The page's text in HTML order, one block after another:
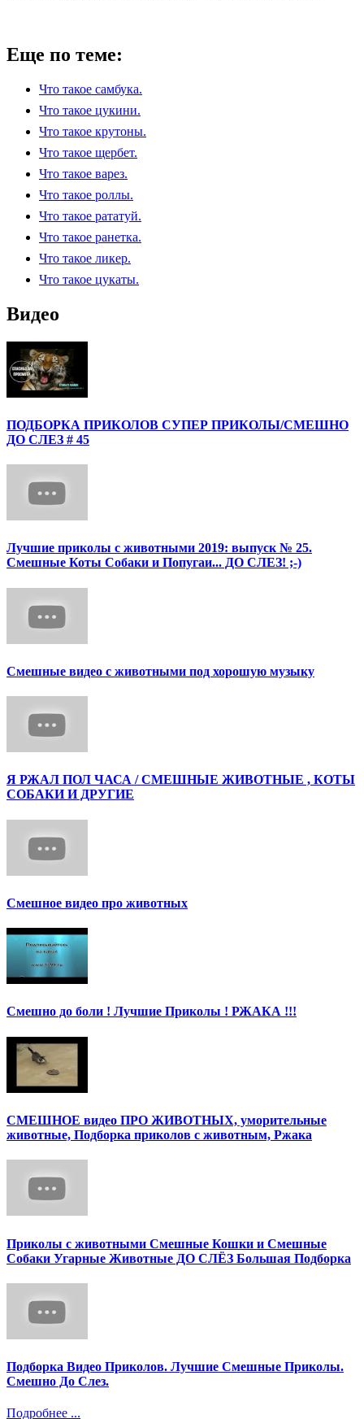
Еще по теме:
Что такое самбука.
Что такое цукини.
Что такое крутоны.
Что такое щербет.
Что такое варез.
Что такое роллы.
Что такое рататуй.
Что такое ранетка.
Что такое ликер.
Что такое цукаты.
Видео
ПОДБОРКА ПРИКОЛОВ СУПЕР ПРИКОЛЫ/СМЕШНО
ДО СЛЕЗ # 45
Лучшие приколы с животными 2019: выпуск № 25.
Смешные Коты Собаки и Попугаи... ДО СЛЕЗ! ;-)
Смешные видео с животными под хорошую музыку
Я РЖАЛ ПОЛ ЧАСА / СМЕШНЫЕ ЖИВОТНЫЕ , КОТЫ
СОБАКИ И ДРУГИЕ
Смешное видео про животных
Смешно до боли ! Лучшие Приколы ! РЖАКА !!!
СМЕШНОЕ видео ПРО ЖИВОТНЫХ, уморительные
животные, Подборка приколов с животным, Ржака
Приколы с животными Смешные Кошки и Смешные
Собаки Угарные Животные ДО СЛЁЗ Большая Подборка
Подборка Видео Приколов. Лучшие Смешные Приколы.
Смешно До Слез.
Подробнее ...